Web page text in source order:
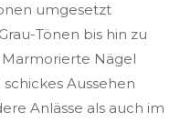
umgesetzt
Tönen bis hin zu
Nägel
Aussehen
Anlässe als auch im